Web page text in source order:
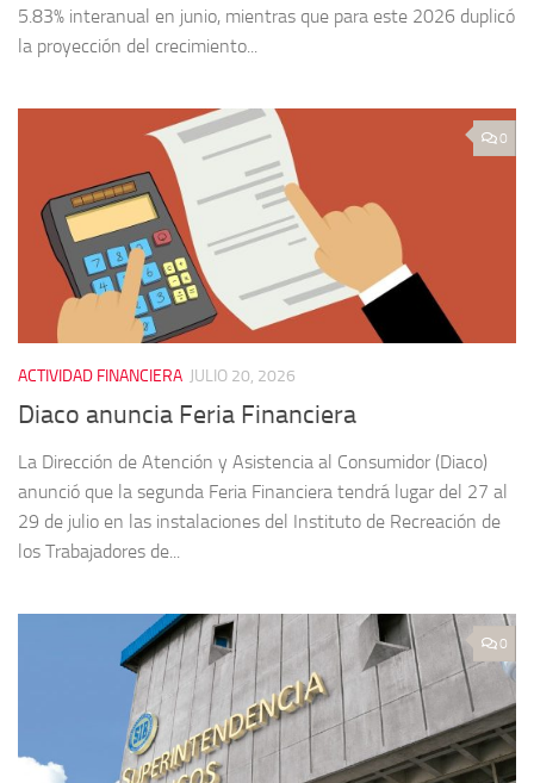
5.83% interanual en junio, mientras que para este 2026 duplicó
la proyección del crecimiento...
0
ACTIVIDAD FINANCIERA JULIO 20, 2026
Diaco anuncia Feria Financiera
La Dirección de Atención y Asistencia al Consumidor (Diaco)
anunció que la segunda Feria Financiera tendrá lugar del 27 al
29 de julio en las instalaciones del Instituto de Recreación de
los Trabajadores de...
0